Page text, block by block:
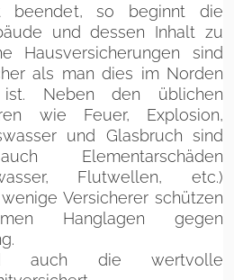
beendet, so beginnt die
und dessen Inhalt zu
Hausversicherungen sind
als man dies im Norden
ist. Neben den üblichen
wie Feuer, Explosion,
und Glasbruch sind
Elementarschäden
Flutwellen, etc.)
Versicherer schützen
Hanglagen gegen
auch die wertvolle